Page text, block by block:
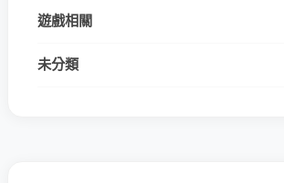
遊戲相關
未分類